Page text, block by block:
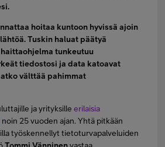
hoitaa kuntoon hyvissä ajoin
Tuskin haluat päätyä
tunkeutuu
tiedostosi ja data katoavat
välttää pahimmat
ja yrityksilleerilaisia
noin 25 vuoden ajan. Yhtä pitkään
työskennellyt tietoturvapalveluiden